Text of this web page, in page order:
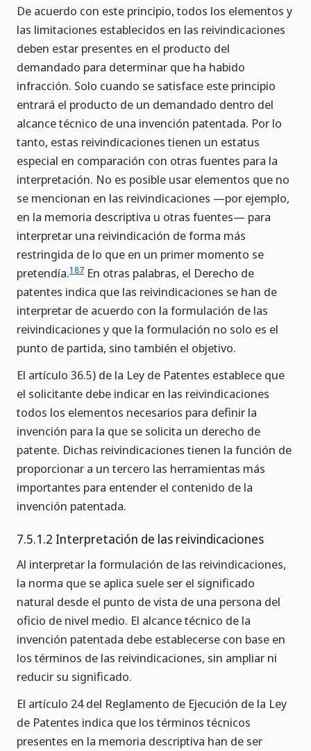
De acuerdo con este principio, todos los elementos y
las limitaciones establecidos en las reivindicaciones
deben estar presentes en el producto del
demandado para determinar que ha habido
infracción. Solo cuando se satisface este principio
entrará el producto de un demandado dentro del
alcance técnico de una invención patentada. Por lo
tanto, estas reivindicaciones tienen un estatus
especial en comparación con otras fuentes para la
interpretación. No es posible usar elementos que no
se mencionan en las reivindicaciones —por ejemplo,
en la memoria descriptiva u otras fuentes— para
interpretar una reivindicación de forma más
restringida de lo que en un primer momento se
pretendía.187 En otras palabras, el Derecho de
patentes indica que las reivindicaciones se han de
interpretar de acuerdo con la formulación de las
reivindicaciones y que la formulación no solo es el
punto de partida, sino también el objetivo.
El artículo 36.5) de la Ley de Patentes establece que
el solicitante debe indicar en las reivindicaciones
todos los elementos necesarios para definir la
invención para la que se solicita un derecho de
patente. Dichas reivindicaciones tienen la función de
proporcionar a un tercero las herramientas más
importantes para entender el contenido de la
invención patentada.
7.5.1.2 Interpretación de las reivindicaciones
Al interpretar la formulación de las reivindicaciones,
la norma que se aplica suele ser el significado
natural desde el punto de vista de una persona del
oficio de nivel medio. El alcance técnico de la
invención patentada debe establecerse con base en
los términos de las reivindicaciones, sin ampliar ni
reducir su significado.
El artículo 24 del Reglamento de Ejecución de la Ley
de Patentes indica que los términos técnicos
presentes en la memoria descriptiva han de ser